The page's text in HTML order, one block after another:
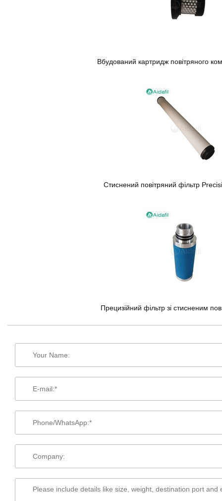
Вбудований картридж повітряного
Стиснений повітряний фільтр
Прецизійний фільтр зі стисненим